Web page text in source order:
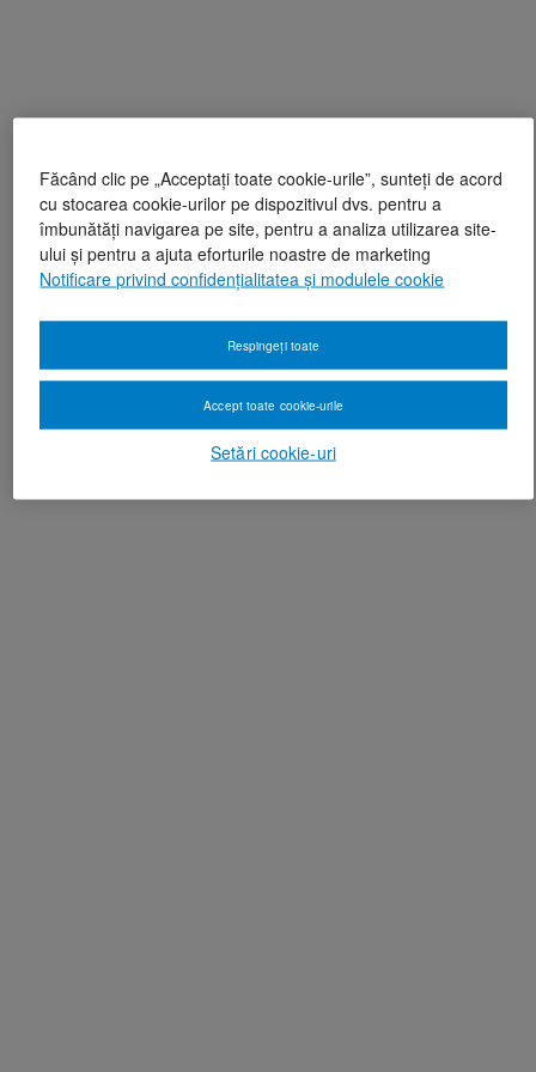
Făcând clic pe „Acceptați toate cookie-urile”, sunteți de acord
cu stocarea cookie-urilor pe dispozitivul dvs. pentru a
îmbunătăți navigarea pe site, pentru a analiza utilizarea site-
ului și pentru a ajuta eforturile noastre de marketing
Notificare privind confidențialitatea și modulele cookie
Setări cookie-uri
Respingeți toate
Accept toate cookie-urile